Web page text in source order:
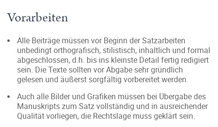
Vorarbeiten
Alle Beiträge müssen vor Beginn der Satzarbeiten
unbedingt orthografisch, stilistisch, inhaltlich und formal
abgeschlossen, d.h. bis ins kleinste Detail fertig redigiert
sein. Die Texte sollten vor Abgabe sehr gründlich
gelesen und äußerst sorgfältig vorbereitet werden.
Auch alle Bilder und Grafiken müssen bei Übergabe des
Manuskripts zum Satz vollständig und in ausreichender
Qualität vorliegen, die Rechtslage muss geklärt sein.